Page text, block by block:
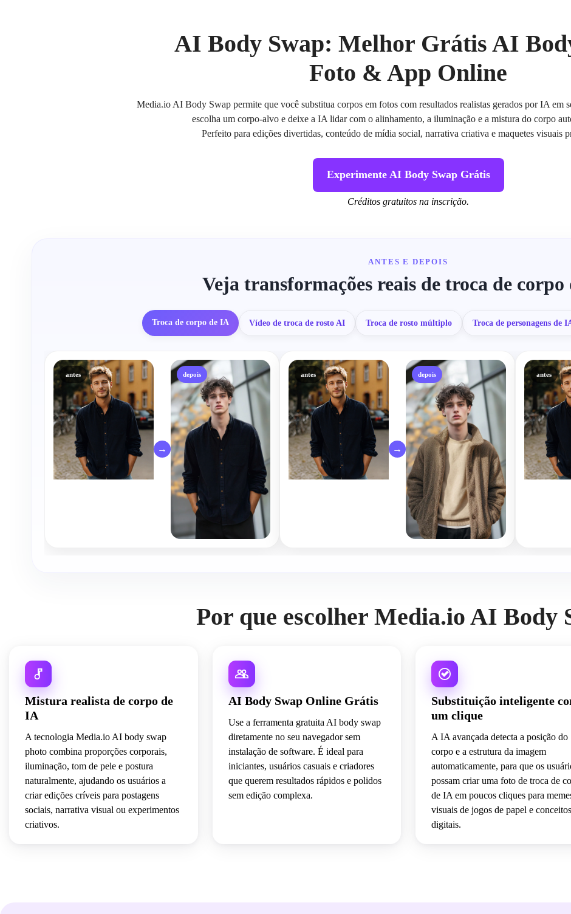
AI Body Swap: Melhor Grátis AI
Foto & App Online
Media.io AI Body Swap permite que você substitua corpos em fotos com resultados realistas gerados por IA em
escolha um corpo-alvo e deixe a IA lidar com o alinhamento, a iluminação e a mistura do corpo
Perfeito para edições divertidas, conteúdo de mídia social, narrativa criativa e maquetes visuais
Experimente AI Body Swap Grátis
Créditos gratuitos na inscrição.
ANTES E DEPOIS
Veja transformações reais de troca de
Troca de corpo de IA Vídeo de troca de rosto AI Troca de rosto múltiplo Troca de personagens de
antes
→
depois antes
→
depois antes
Por que escolher Media.io AI Body
Mistura realista de corpo de
IA
A tecnologia Media.io AI body swap
photo combina proporções corporais,
iluminação, tom de pele e postura
naturalmente, ajudando os usuários a
criar edições críveis para postagens
sociais, narrativa visual ou experimentos
criativos.
AI Body Swap Online Grátis
Use a ferramenta gratuita AI body swap
diretamente no seu navegador sem
instalação de software. É ideal para
iniciantes, usuários casuais e criadores
que querem resultados rápidos e polidos
sem edição complexa.
Substituição inteligente
um clique
A IA avançada detecta a posição do
corpo e a estrutura da imagem
automaticamente, para que os
possam criar uma foto de troca de
de IA em poucos cliques para
visuais de jogos de papel e conceitos
digitais.